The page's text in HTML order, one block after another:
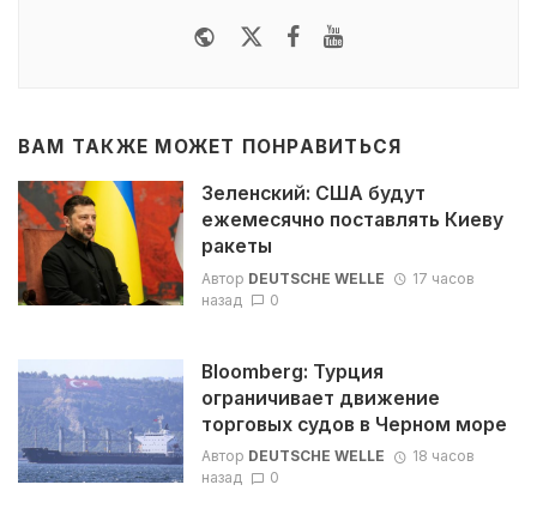
WebsiteTwitterFacebook
ВАМ ТАКЖЕ МОЖЕТ ПОНРАВИТЬСЯ
Зеленский: США будут
ежемесячно поставлять Киеву
ракеты
Автор DEUTSCHE WELLE
17 часов
назад
0
Bloomberg: Турция
ограничивает движение
торговых судов в Черном море
Автор DEUTSCHE WELLE
18 часов
назад
0